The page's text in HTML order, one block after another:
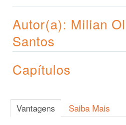
Autor(a): Milian
Santos
Capítulos
Vantagens Saiba Mais